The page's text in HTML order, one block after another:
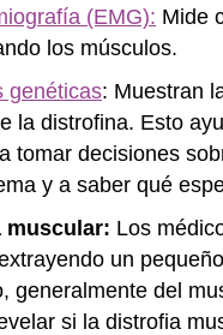
(EMG): Mide
los músculos.
genéticas: Muestran
la distrofina. Esto
tomar decisiones
y a saber qué
muscular: Los
un
generalmente del
si la distrofia